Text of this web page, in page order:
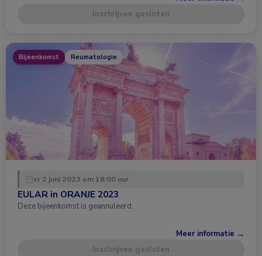
Inschrijven gesloten
Bijeenkomst Reumatologie
vr 2 juni 2023 om 18:00 uur
EULAR in ORANJE 2023
Deze bijeenkomst is geannuleerd.
Meer informatie →
Inschrijven gesloten